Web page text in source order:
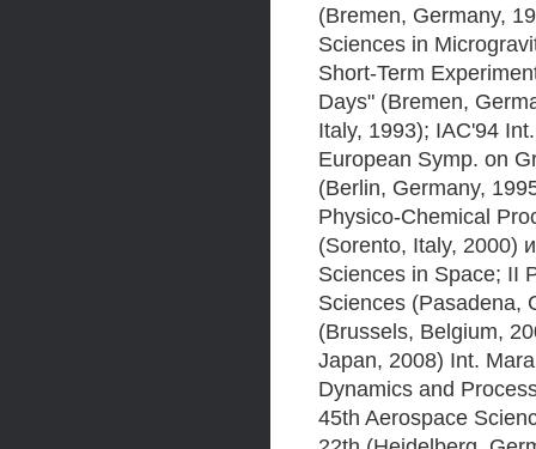
(Bremen, Germany,
Sciences in
Short-Term
Days" (Bremen,
Italy, 1993); IAC'94
European Symp. on
(Berlin, Germany,
Physico-Chemical
(Sorento, Italy, 2000)
Sciences in Space; II
Sciences (Pasadena,
(Brussels, Belgium,
Japan, 2008) Int.
Dynamics and
45th Aerospace